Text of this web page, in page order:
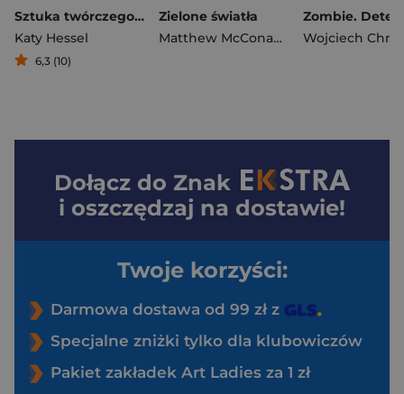
Sztuka twórczego życia. 366 inspiracji od artystek i artystów, by żyć kreatywnie każdego dnia
Katy Hessel
6,3 (10)
Zielone światła
Matthew McConaughey
Wojciech
Dołącz do Znak
i oszczędzaj na dostawie!
Twoje korzyści:
Darmowa dostawa od 99 zł z
Specjalne zniżki tylko dla klubowiczów
Pakiet zakładek Art Ladies za 1 zł